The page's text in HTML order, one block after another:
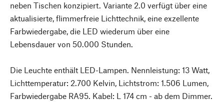
neben Tischen konzipiert. Variante 2.0 verfügt über eine
aktualisierte, flimmerfreie Lichttechnik, eine exzellente
Farbwiedergabe, die LED wiederum über eine
Lebensdauer von 50.000 Stunden.
Die Leuchte enthält LED-Lampen. Nennleistung: 13 Watt,
Lichttemperatur: 2.700 Kelvin, Lichtstrom: 1.506 Lumen,
Farbwiedergabe RA95. Kabel: L 174 cm - ab dem Dimmer.